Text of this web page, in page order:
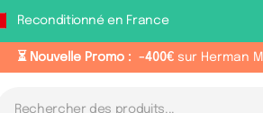
Reconditionné en France
⏳ Nouvelle Promo : -400€sur Herman